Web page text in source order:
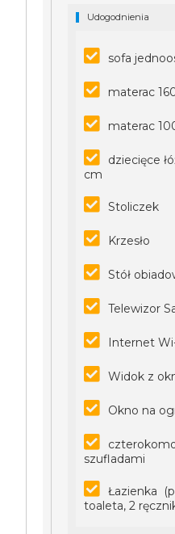
Udogodnienia
sofa
materac
materac
dziecięce
cm
Stoliczek
Krzesło
Stół
Telewizor
Internet
Widok z
Okno na
szufladami
Łazienka
toaleta, 2